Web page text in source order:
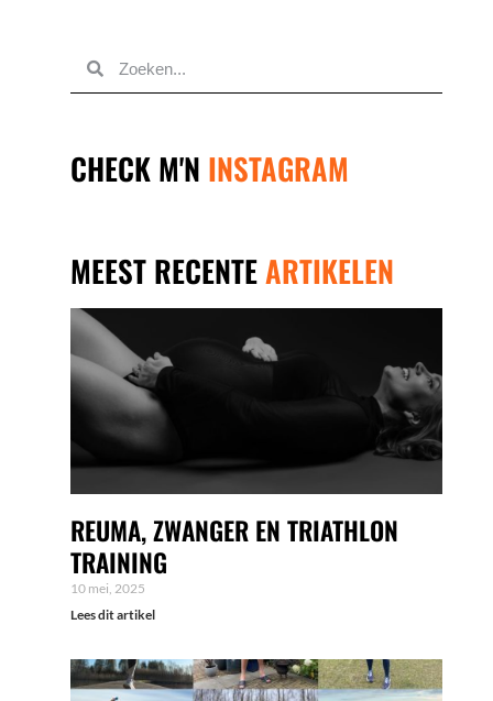
CHECK M'N INSTAGRAM
BERICHTJE
SAMEN
DOEN?
MEEST RECENTEARTIKELEN
REUMA, ZWANGER EN TRIATHLON
TRAINING
10 mei, 2025
Lees dit artikel